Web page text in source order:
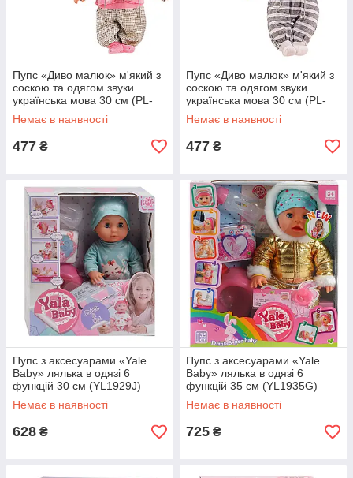
Пупс «Диво малюк» м'який з
соскою та одягом звуки
українська мова 30 см (PL-
520-1601В)
Немає в наявності
477 ₴
Пупс «Диво малюк» м'який з
соскою та одягом звуки
українська мова 30 см (PL-
520-1601C)
Немає в наявності
477 ₴
Пупс з аксесуарами «Yale
Baby» лялька в одязі 6
функцій 30 см (YL1929J)
Немає в наявності
628 ₴
Пупс з аксесуарами «Yale
Baby» лялька в одязі 6
функцій 35 см (YL1935G)
Немає в наявності
725 ₴